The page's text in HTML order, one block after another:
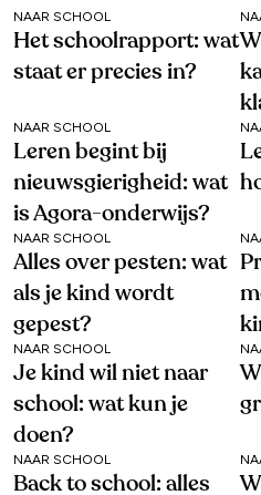
NAAR SCHOOL
Het schoolrapport: wat
staat er precies in?
NAAR SCHOOL
Leren begint bij
nieuwsgierigheid: wat
is Agora-onderwijs?
NAAR SCHOOL
Alles over pesten: wat
als je kind wordt
gepest?
NAAR SCHOOL
Je kind wil niet naar
school: wat kun je
doen?
NAAR SCHOOL
Back to school: alles